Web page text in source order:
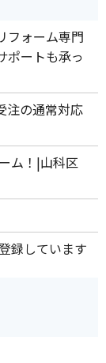
フォーム専門
ポートも承っ
注の通常対応
ム！|山科区
録しています